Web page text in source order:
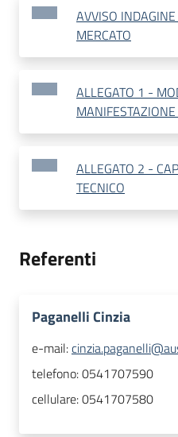
AVVISO
MERCATO
ALLEGATO 1 -
ALLEGATO 2 -
TECNICO
Referenti
Paganelli Cinzia
e-mail:
telefono:0541707590
cellulare:0541707580